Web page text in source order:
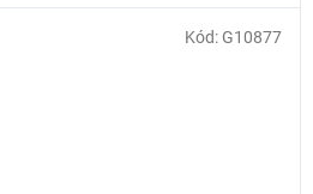
Kód: G10877